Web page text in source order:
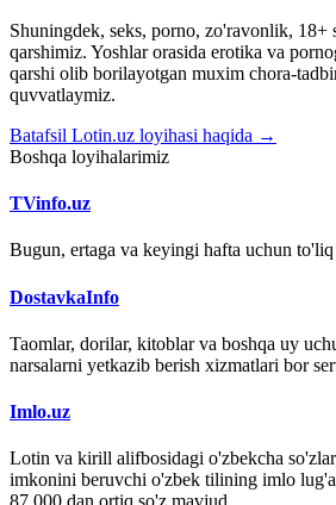
Shuningdek, seks, porno, zo'ravonlik, 18+
qarshimiz. Yoshlar orasida erotika va
qarshi olib borilayotgan muxim chora-
quvvatlaymiz.
Batafsil Lotin.uz loyihasi haqida →
Boshqa loyihalarimiz
TVinfo.uz
Bugun, ertaga va keyingi hafta uchun to'liq
DostavkaInfo
Taomlar, dorilar, kitoblar va boshqa uy
narsalarni yetkazib berish xizmatlari bor
Imlo.uz
Lotin va kirill alifbosidagi o'zbekcha
imkonini beruvchi o'zbek tilining imlo